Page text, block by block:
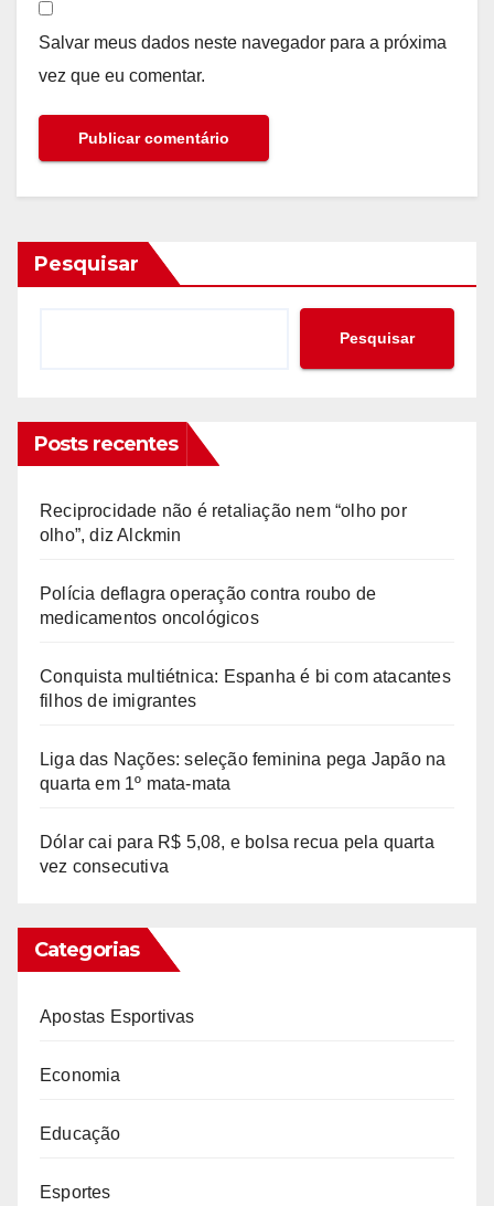
Salvar meus dados neste navegador para a próxima
vez que eu comentar.
Pesquisar
Pesquisar
Posts recentes
Reciprocidade não é retaliação nem “olho por
olho”, diz Alckmin
Polícia deflagra operação contra roubo de
medicamentos oncológicos
Conquista multiétnica: Espanha é bi com atacantes
filhos de imigrantes
Liga das Nações: seleção feminina pega Japão na
quarta em 1º mata-mata
Dólar cai para R$ 5,08, e bolsa recua pela quarta
vez consecutiva
Categorias
Apostas Esportivas
Economia
Educação
Esportes